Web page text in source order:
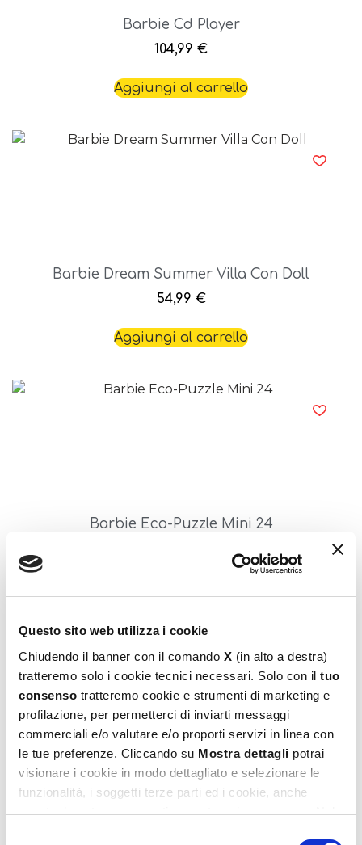
Questo sito web utilizza i cookie
Chiudendo il banner con il comando X (in alto a destra)
tratteremo solo i cookie tecnici necessari. Solo con il tuo
consenso tratteremo cookie e strumenti di marketing e
profilazione, per permetterci di inviarti messaggi
commerciali e/o valutare e/o proporti servizi in linea con
le tue preferenze. Cliccando su Mostra dettagli potrai
visionare i cookie in modo dettagliato e selezionare le
funzionalità, i soggetti terze parti ed i cookie, anche
eventualmente raggruppati per categorie omogenee. Nel
Barbie Cd Player
104,99 €
Aggiungi al carrello
Barbie Dream Summer Villa Con Doll
54,99 €
Aggiungi al carrello
Barbie Eco-Puzzle Mini 24
Barbie Eco-Puzzle Mini 48
5,99€